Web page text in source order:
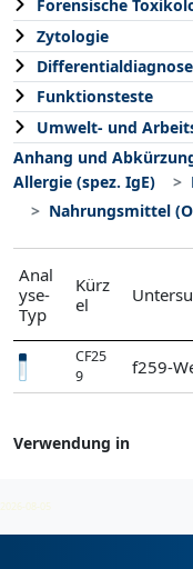
Forensische
Zytologie
Funktionsteste
Umwelt- und
Anhang und
Allergie (spez. IgE)
Nahrungsmittel
Anal
yse-
Typ
Kürz
el
CF25
9
f259-
Verwendung in
2026-08-05